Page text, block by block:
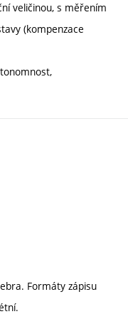
veličinou, s měřením
(kompenzace
Formáty zápisu